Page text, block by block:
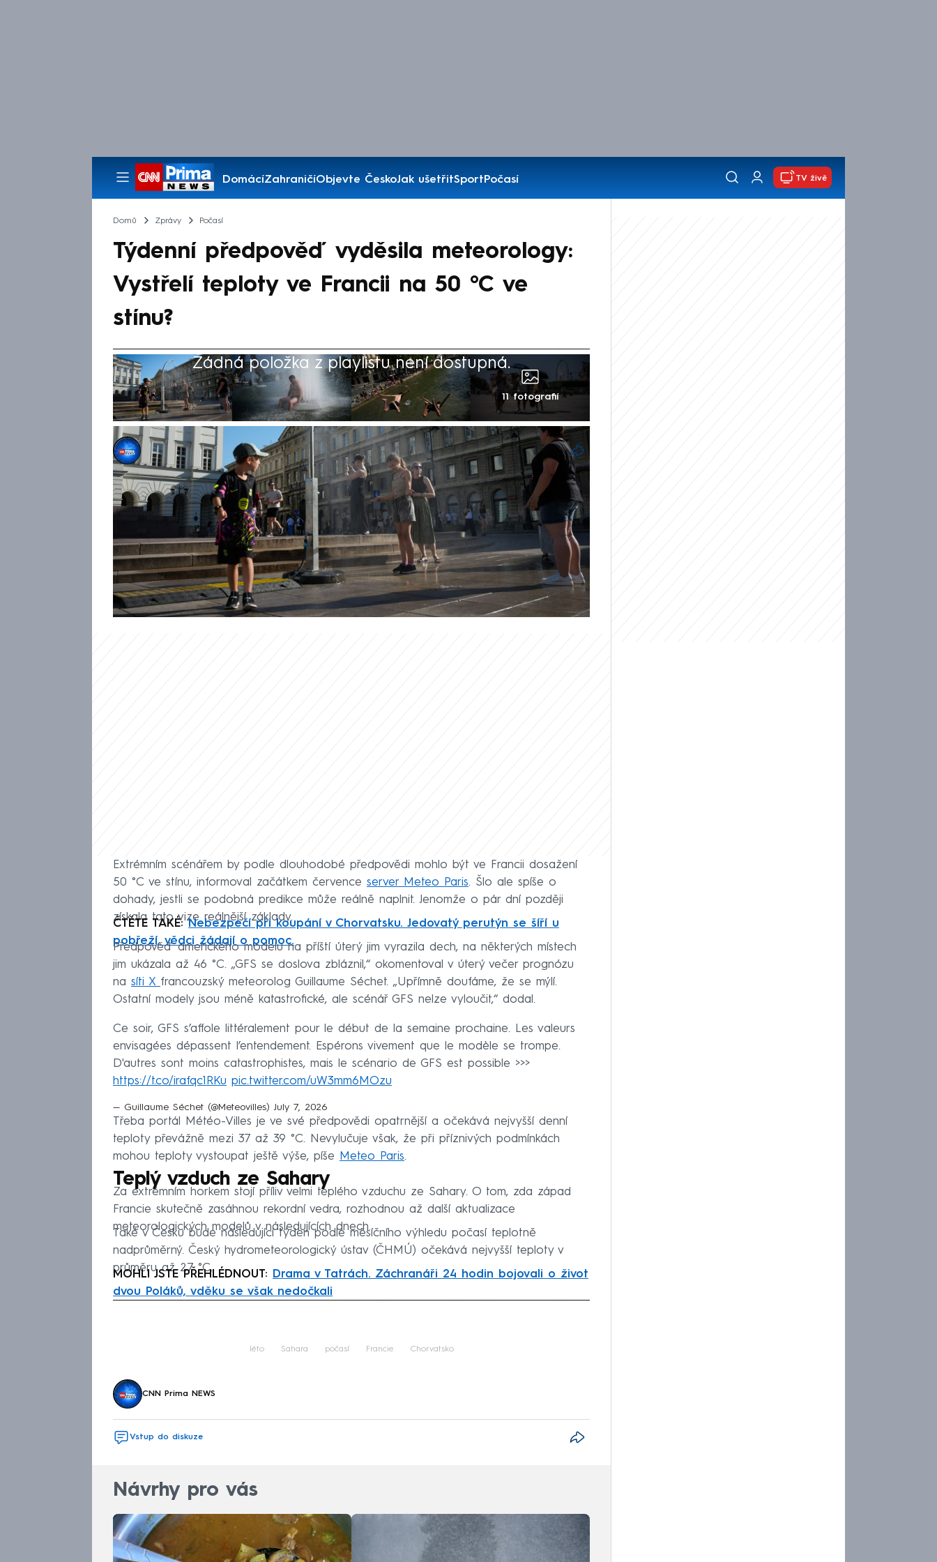
DomácíZahraničíObjevte ČeskoJak ušetřitSportPočasí
Pořady
TV živě
Domů Zprávy Počasí
Týdenní předpověď vyděsila meteorology:
Vystřelí teploty ve Francii na 50 °C ve
stínu?
Žádná položka z playlistu není dostupná.
11 fotografií
CNN Prima NEWS
8. čvc 2026, 09:20
Pro Francii se naplňují černé scénáře pro toto století, že by teploty
mohly atakovat až 50 °C ve stínu. Americký model GFS ukazoval v
pondělí, že by na některých místech už v příštím týdnu mohly
dosáhnout i 46 °C. „Doslova se zbláznil,“ uvedl meteorolog Guillaume
Séchet na svém X. „Upřímně doufáme, že se mýlí,“ dodal. Odborníci
však upozorňují, že jde zatím pouze o jednu z možných variant vývoje
počasí. Informoval o tom server Meteo Paris.
Extrémním scénářem by podle dlouhodobé předpovědi mohlo být ve Francii dosažení
50 °C ve stínu, informoval začátkem července server Meteo Paris. Šlo ale spíše o
dohady, jestli se podobná predikce může reálně naplnit. Jenomže o pár dní později
získala tato vize reálnější základy.
ČTĚTE TAKÉ:Nebezpečí při koupání v Chorvatsku. Jedovatý perutýn se šíří u
pobřeží, vědci žádají o pomoc.
Předpověď amerického modelu na příští úterý jim vyrazila dech, na některých místech
jim ukázala až 46 °C. „GFS se doslova zbláznil,“ okomentoval v úterý večer prognózu
na síti X francouzský meteorolog Guillaume Séchet. „Upřímně doufáme, že se mýlí.
Ostatní modely jsou méně katastrofické, ale scénář GFS nelze vyloučit,“ dodal.
Ce soir, GFS s’affole littéralement pour le début de la semaine prochaine. Les valeurs
envisagées dépassent l’entendement. Espérons vivement que le modèle se trompe.
D'autres sont moins catastrophistes, mais le scénario de GFS est possible >>>
https://t.co/irafqc1RKu pic.twitter.com/uW3mm6MOzu
— Guillaume Séchet (@Meteovilles) July 7, 2026
Třeba portál Météo-Villes je ve své předpovědi opatrnější a očekává nejvyšší denní
teploty převážně mezi 37 až 39 °C. Nevylučuje však, že při příznivých podmínkách
mohou teploty vystoupat ještě výše, píše Meteo Paris.
Teplý vzduch ze Sahary
Za extrémním horkem stojí příliv velmi teplého vzduchu ze Sahary. O tom, zda západ
Francie skutečně zasáhnou rekordní vedra, rozhodnou až další aktualizace
meteorologických modelů v následujících dnech.
Také v Česku bude následující týden podle měsíčního výhledu počasí teplotně
nadprůměrný. Český hydrometeorologický ústav (ČHMÚ) očekává nejvyšší teploty v
průměru až 27 °C.
MOHLI JSTE PŘEHLÉDNOUT: Drama v Tatrách. Záchranáři 24 hodin bojovali o život
dvou Poláků, vděku se však nedočkali
léto Sahara počasí Francie Chorvatsko
CNN Prima NEWS
Vstup do diskuze
Návrhy pro vás